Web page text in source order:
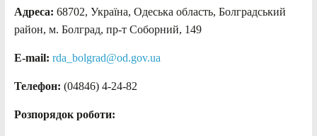
Адреса: 68702, Україна, Одеська область, Болградський
район, м. Болград, пр-т Соборний, 149
E-mail: rda_bolgrad@od.gov.ua
Телефон: (04846) 4-24-82
Розпорядок роботи: